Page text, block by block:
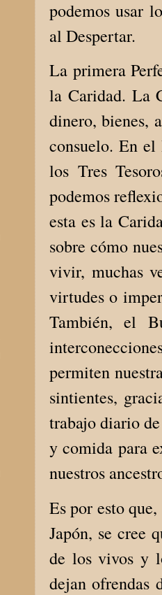
podemos usar
al Despertar.
La primera
la Caridad. La
dinero, bienes,
consuelo. En
los Tres
podemos
esta es la
sobre cómo
vivir, muchas
virtudes o
También, el
permiten
sintientes,
trabajo diario
y comida para
nuestros
Es por esto
Japón, se cree
de los vivos y
dejan ofrendas